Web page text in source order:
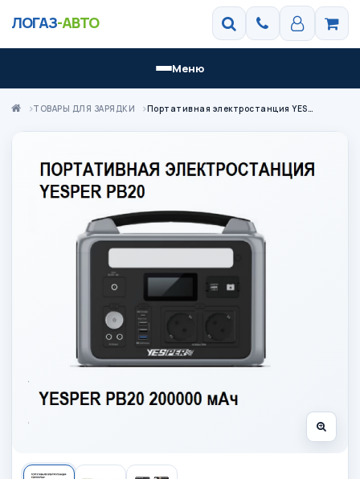
ЛОГАЗ-АВТО
Меню
ТОВАРЫ ДЛЯ ЗАРЯДКИ Портативная электростанция YESPER PB20 200000 мАч